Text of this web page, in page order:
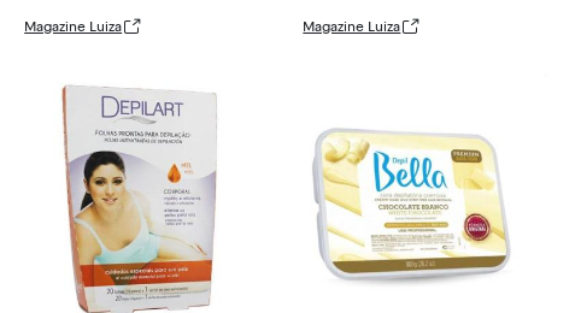
Magazine Luiza Magazine Luiza